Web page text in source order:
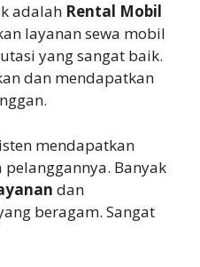
adalah Rental Mobil
layanan sewa mobil
yang sangat baik.
dan mendapatkan
mendapatkan
Banyak
dan
beragam. Sangat